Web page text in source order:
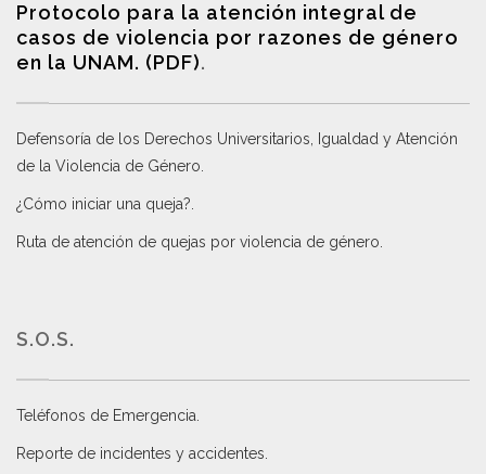
Protocolo para la atención integral de
casos de violencia por razones de género
en la UNAM. (PDF).
Defensoría de los Derechos Universitarios, Igualdad y Atención
de la Violencia de Género.
¿Cómo iniciar una queja?.
Ruta de atención de quejas por violencia de género.
S.O.S.
Teléfonos de Emergencia.
Reporte de incidentes y accidentes.